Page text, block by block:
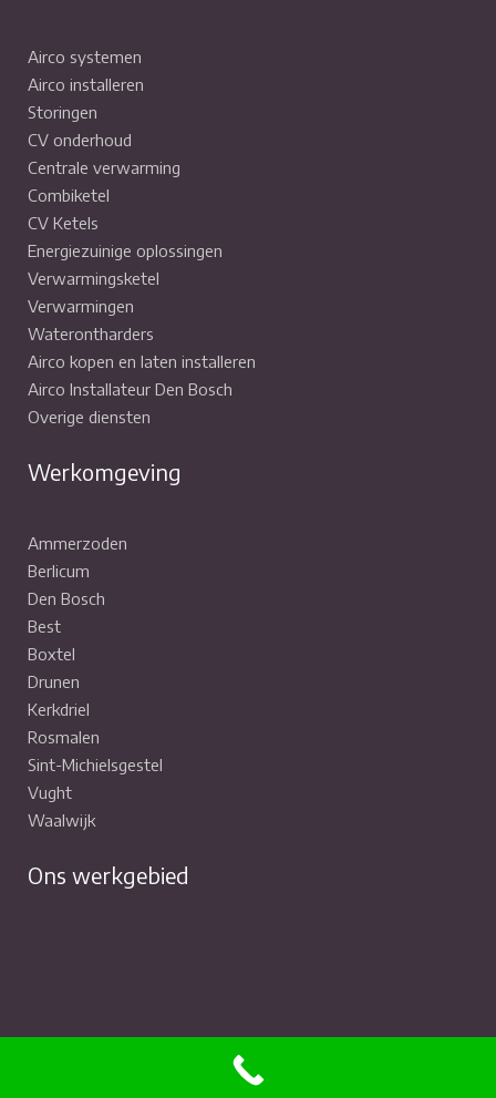
Airco systemen
Airco installeren
Storingen
CV onderhoud
Centrale verwarming
Combiketel
CV Ketels
Energiezuinige oplossingen
Verwarmingsketel
Verwarmingen
Waterontharders
Airco kopen en laten installeren
Airco Installateur Den Bosch
Overige diensten
Werkomgeving
Ammerzoden
Berlicum
Den Bosch
Best
Boxtel
Drunen
Kerkdriel
Rosmalen
Sint-Michielsgestel
Vught
Waalwijk
Ons werkgebied